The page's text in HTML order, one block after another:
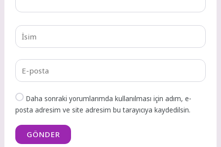
Daha sonraki yorumlarımda kullanılması için adım, e-
posta adresim ve site adresim bu tarayıcıya kaydedilsin.
GÖNDER